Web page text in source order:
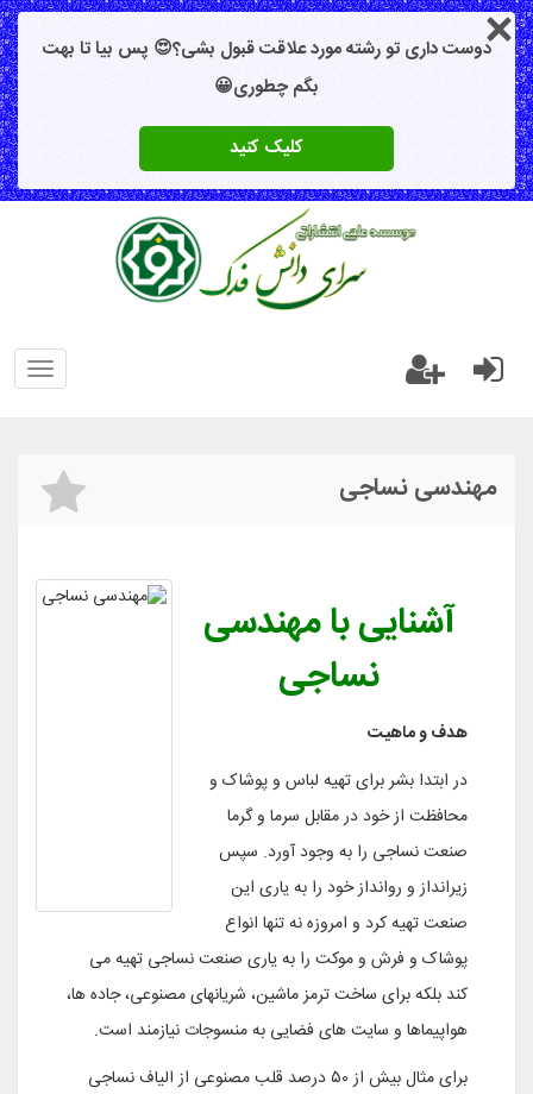
دوست داری تو رشته مورد علاقت قبول بشی؟😍 پس بیا تا بهت
بگم چطوری😀
کلیک کنید
مهندسی نساجی
آشنایی با مهندسی
نساجی
هدف و ماهیت
در ابتدا بشر برای تهیه لباس و پوشاک و
محافظت از خود در مقابل سرما و گرما
صنعت نساجی را به وجود آورد. سپس
زیرانداز و روانداز خود را به یاری این
صنعت تهیه کرد و امروزه نه تنها انواع
پوشاک و فرش و موکت را به یاری صنعت نساجی تهیه می
کند بلکه برای ساخت ترمز ماشین، شریانهای مصنوعی، جاده ها،
هواپیماها و سایت های فضایی به منسوجات نیازمند است.
برای مثال بیش از ۵۰ درصد قلب مصنوعی از الیاف نساجی